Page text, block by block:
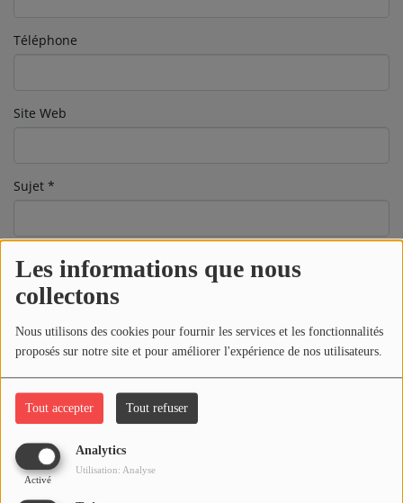
Les informations que nous
collectons
Nous utilisons des cookies pour fournir les services et les fonctionnalités
proposés sur notre site et pour améliorer l'expérience de nos utilisateurs.
Tout accepter Tout refuser
Analytics
Activé
Utilisation: Analyse
Musique
ARTISTES
TITRES DIFFUSÉS
Médias
PHOTOS
PODCASTS
Joliba TV News / FM
NOTRE ACTU
Téléphone
Site Web
Sujet *
Message